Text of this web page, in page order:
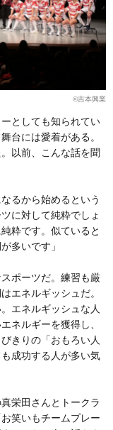
©吉本興業
としても知られてい
台には愛着がある。
以前、こんな話を聞
るから始めるという
に対して純粋でしょ
粋です。似ていると
多いです」
ポーツだ。練習も厳
エネルギッシュだ。
エネルギッシュな人
ネルギーを獲得し、
きりの「おもろい人
成功する人が多い気
栄田さんとトークラ
笑いもチームプレー